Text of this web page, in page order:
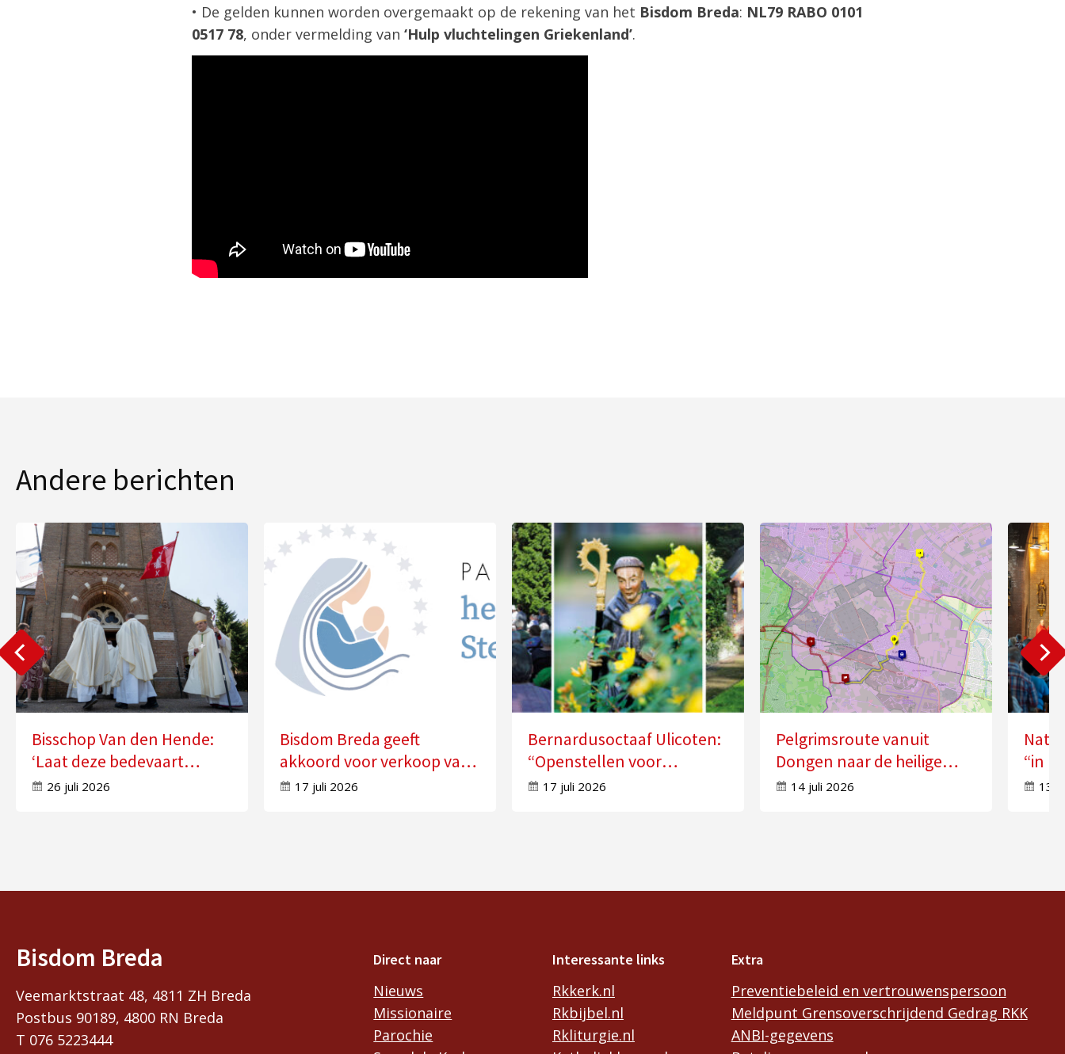
• De gelden kunnen worden overgemaakt op de rekening van het Bisdom Breda: NL79 RABO 0101
0517 78, onder vermelding van ‘Hulp vluchtelingen Griekenland’.
Andere berichten
Bisschop Van den Hende:
‘Laat deze bedevaart
doorwerken in uw leven’
26 juli 2026
Bisdom Breda geeft
akkoord voor verkoop van
zes kerken
17 juli 2026
Bernardusoctaaf Ulicoten:
“Openstellen voor
veranderingen in je leven”
17 juli 2026
Pelgrimsroute vanuit
Dongen naar de heilige
Anna in Molenschot
14 juli 2026
“in
13
Bisdom Breda
Veemarktstraat 48, 4811 ZH Breda
Postbus 90189, 4800 RN Breda
T 076 5223444
Direct naar
Nieuws
Missionaire
Parochie
Interessante links
Rkkerk.nl
Rkbijbel.nl
Rkliturgie.nl
Extra
Preventiebeleid en vertrouwenspersoon
Meldpunt Grensoverschrijdend Gedrag RKK
ANBI-gegevens